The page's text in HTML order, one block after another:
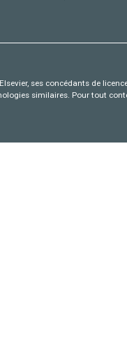
ses concédants de
similaires. Pour tout